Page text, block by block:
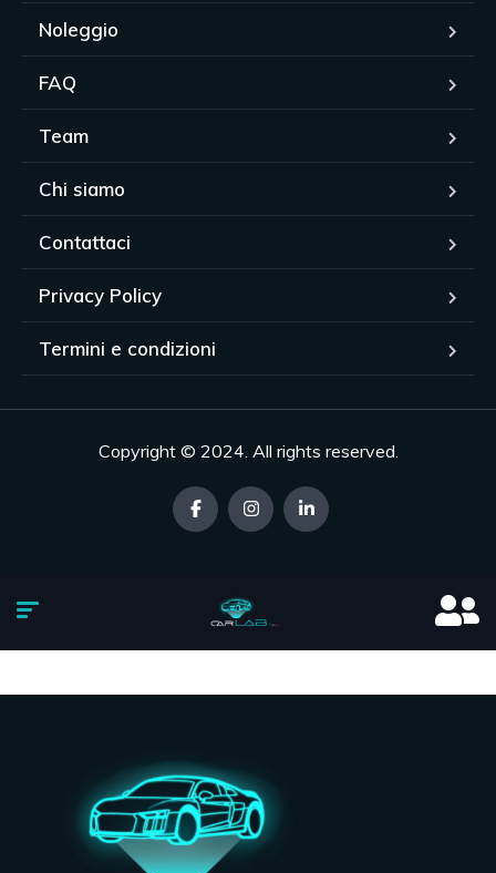
Noleggio
FAQ
Team
Chi siamo
Contattaci
Privacy Policy
Termini e condizioni
Copyright © 2024. All rights reserved.